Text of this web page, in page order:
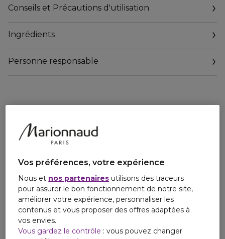
- Inspirée par la science de la cryothérapie, notre formule
Niacinamide 2% - Acide Hyaluronique]. En plus d'offrir une
les poches sont dégonflées, les cernes illuminés et le
regard instantanément défatigué.
heures et 25 minutes de sommeil en moyenne(3).
sensibles et les porteurs de lentilles. OPTIM-EYES CRYO
une sensation de fraîcheur immédiate, sans avoir besoin de
le conserver au réfrigérateur.
- Appliquez le matin et le soir pour réveiller le regard, ou en
retouche ' flash ' durant la journée, en tapotant légèrement
sur le contour de l'oeil.
Conseils et Précautions d'utilisation
Ingrédients
Personne responsable
Vos préférences, votre expérience
Nous et nos partenaires utilisons des traceurs
pour assurer le bon fonctionnement de notre site,
améliorer votre expérience, personnaliser les
contenus et vous proposer des offres adaptées à
vos envies.
Vous gardez le contrôle : vous pouvez changer